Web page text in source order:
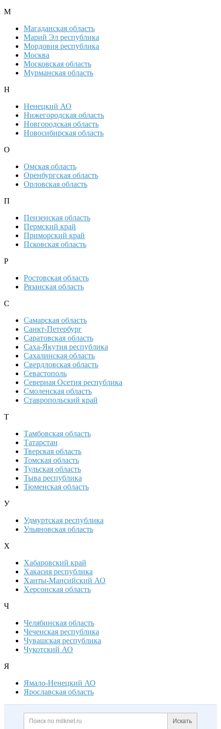
М
Магаданская область
Марий Эл республика
Мордовия республика
Москва
Московская область
Мурманская область
Н
Ненецкий АО
Нижегородская область
Новгородская область
Новосибирская область
О
Омская область
Оренбургская область
Орловская область
П
Пензенская область
Пермский край
Приморский край
Псковская область
Р
Ростовская область
Рязанская область
С
Самарская область
Санкт-Петербург
Саратовская область
Саха-Якутия республика
Сахалинская область
Свердловская область
Севастополь
Северная Осетия республика
Смоленская область
Ставропольский край
Т
Тамбовская область
Татарстан
Тверская область
Томская область
Тульская область
Тыва республика
Тюменская область
У
Удмуртская республика
Ульяновская область
Х
Хабаровский край
Хакасия республика
Ханты-Мансийский АО
Херсонская область
Ч
Челябинская область
Чеченская республика
Чувашская республика
Чукотский АО
Я
Ямало-Ненецкий АО
Ярославская область
Дополнительная информация
Поиск по сайту и
Искать